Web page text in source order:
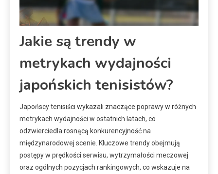
Jakie są trendy w
metrykach wydajności
japońskich tenisistów?
Japońscy tenisiści wykazali znaczące poprawy w różnych
metrykach wydajności w ostatnich latach, co
odzwierciedla rosnącą konkurencyjność na
międzynarodowej scenie. Kluczowe trendy obejmują
postępy w prędkości serwisu, wytrzymałości meczowej
oraz ogólnych pozycjach rankingowych, co wskazuje na